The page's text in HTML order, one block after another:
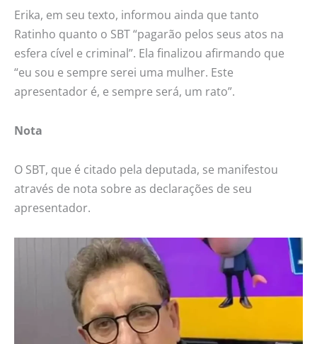
Erika, em seu texto, informou ainda que tanto
Ratinho quanto o SBT “pagarão pelos seus atos na
esfera cível e criminal”. Ela finalizou afirmando que
“eu sou e sempre serei uma mulher. Este
apresentador é, e sempre será, um rato”.
Nota
O SBT, que é citado pela deputada, se manifestou
através de nota sobre as declarações de seu
apresentador.